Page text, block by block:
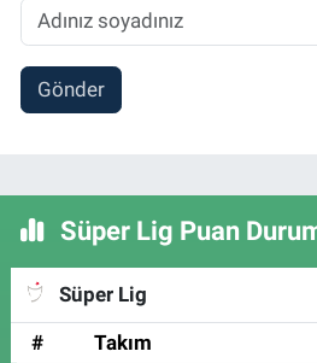
Gönder
Süper Lig Puan
Süper Lig
#
Takım